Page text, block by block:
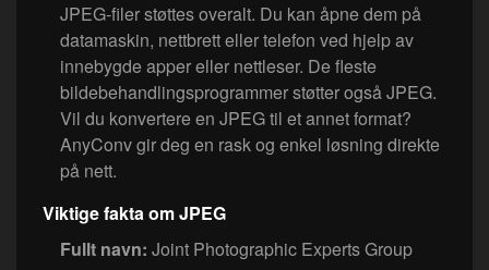
JPEG-filer støttes overalt. Du kan åpne dem på
datamaskin, nettbrett eller telefon ved hjelp av
innebygde apper eller nettleser. De fleste
bildebehandlingsprogrammer støtter også JPEG.
Vil du konvertere en JPEG til et annet format?
AnyConv gir deg en rask og enkel løsning direkte
på nett.
Viktige fakta om JPEG
Fullt navn: Joint Photographic Experts Group